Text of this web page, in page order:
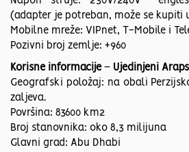
(adapter je potreban, može se kupiti
Mobilne mreže: VIPnet, T-Mobile i
Pozivni broj zemlje: +960
Korisne informacije – Ujedinjeni
Geografski položaj: na obali
zaljeva.
Površina: 83600 km2
Broj stanovnika: oko 8,3 milijuna
Glavni grad: Abu Dhabi